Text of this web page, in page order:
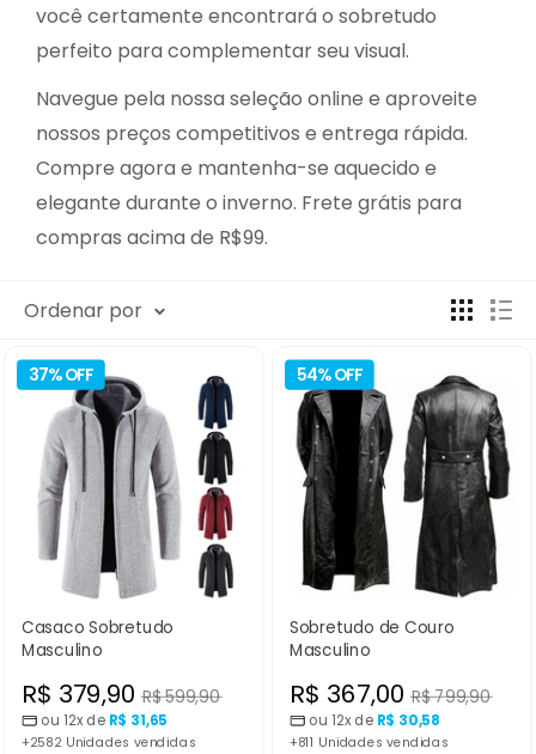
você certamente encontrará o sobretudo
perfeito para complementar seu visual.
Navegue pela nossa seleção online e aproveite
nossos preços competitivos e entrega rápida.
Compre agora e mantenha-se aquecido e
elegante durante o inverno. Frete grátis para
compras acima de R$99.
Ordenar por
37% OFF
Casaco Sobretudo
Masculino
Preço
normal
R$ 599,90
Preço
promocional
R$ 379,90
ou 12x de R$ 31,65
+2582 Unidades vendidas
54% OFF
Sobretudo de Couro
Masculino
Preço
normal
R$ 799,90
Preço
promocional
R$ 367,00
ou 12x de R$ 30,58
+811 Unidades vendidas